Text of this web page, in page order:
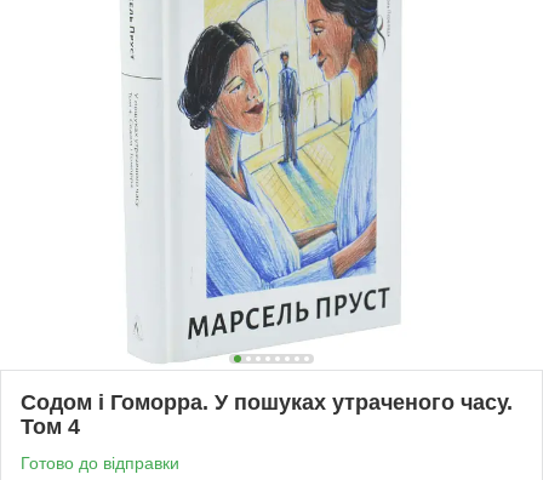
Содом і Гоморра. У пошуках утраченого часу.
Том 4
Готово до відправки